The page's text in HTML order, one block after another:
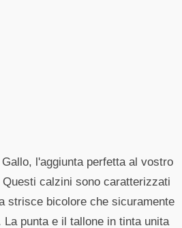
l'aggiunta perfetta al vostro
calzini sono caratterizzati
strisce bicolore che sicuramente
punta e il tallone in tinta unita